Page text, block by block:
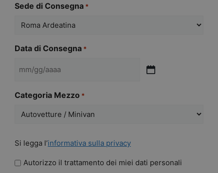
GG
slash
Sede di Consegna *
Data di Consegna *
MM
GG
slash
Categoria Mezzo *
legga
l'informativa
Si legga l’informativa sulla privacy
Autorizzo il trattamento dei miei dati personali